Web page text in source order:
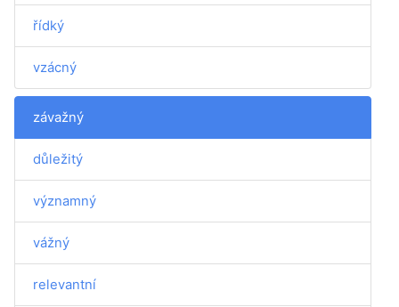
řídký
vzácný
závažný
důležitý
významný
vážný
relevantní